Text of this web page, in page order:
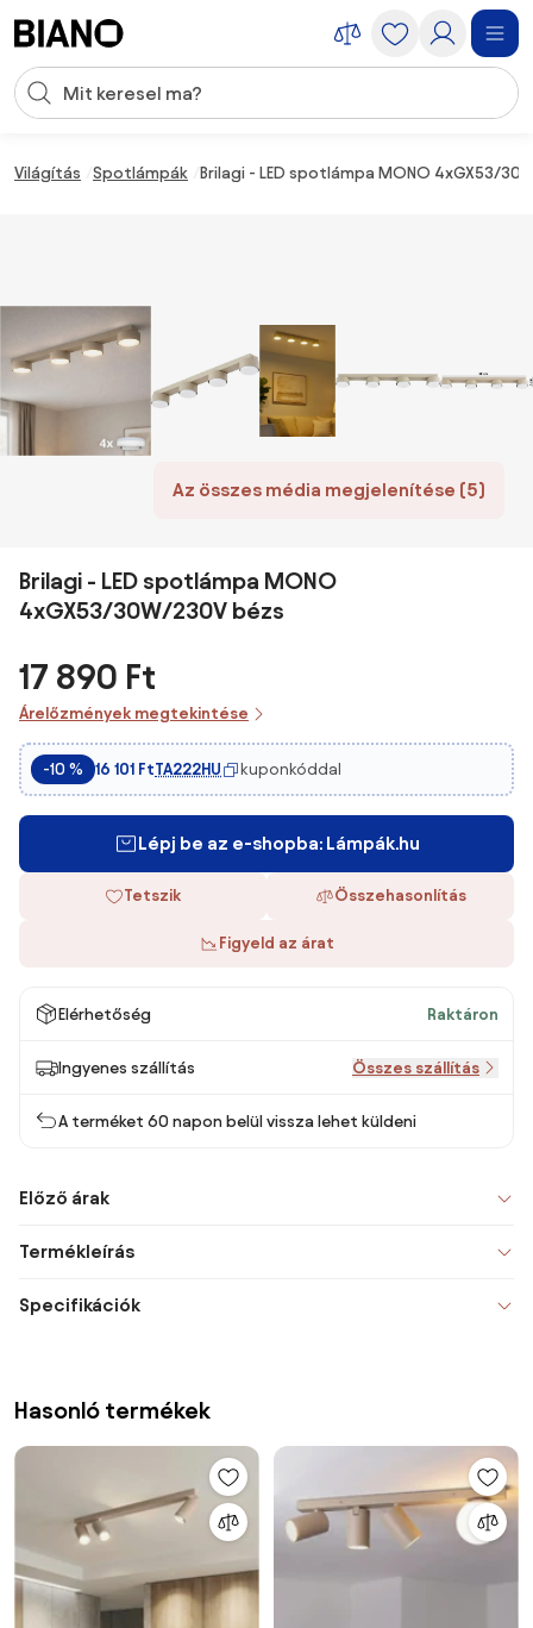
Keresési bevitel
Világítás Spotlámpák Brilagi - LED spotlámpa MONO 4xGX53/
Az összes média megjelenítése (5)
Brilagi - LED spotlámpa MONO
4xGX53/30W/230V bézs
17 890 Ft
Árelőzmények megtekintése
-10 % 16 101 FtTA222HU kuponkóddal
Lépj be az e-shopba: Lámpák.hu
Tetszik Összehasonlítás
Figyeld az árat
Elérhetőség Raktáron
Ingyenes szállítás Összes szállítás
A terméket 60 napon belül vissza lehet küldeni
Előző árak
Termékleírás
Specifikációk
Hasonló termékek